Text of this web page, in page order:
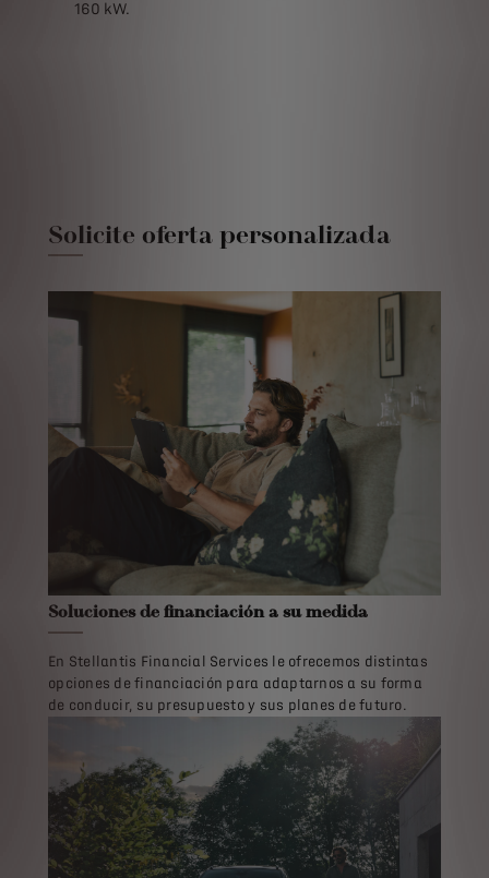
160 kW.
Solicite oferta personalizada
Soluciones de financiación a su medida
En Stellantis Financial Services le ofrecemos distintas
opciones de financiación para adaptarnos a su forma
de conducir, su presupuesto y sus planes de futuro.